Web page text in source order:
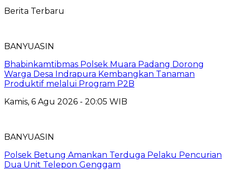
Berita Terbaru
BANYUASIN
Bhabinkamtibmas Polsek Muara Padang Dorong
Warga Desa Indrapura Kembangkan Tanaman
Produktif melalui Program P2B
Kamis, 6 Agu 2026 - 20:05 WIB
BANYUASIN
Polsek Betung Amankan Terduga Pelaku Pencurian
Dua Unit Telepon Genggam